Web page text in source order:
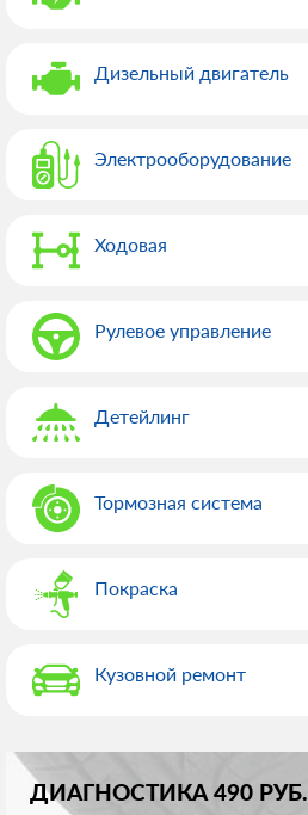
Дизельный двигатель
Электрооборудованиe
Ходовая
Рулевое управление
Детейлинг
Тормозная система
Покраска
Кузовной ремонт
ДИАГНОСТИКА 490 РУБ.